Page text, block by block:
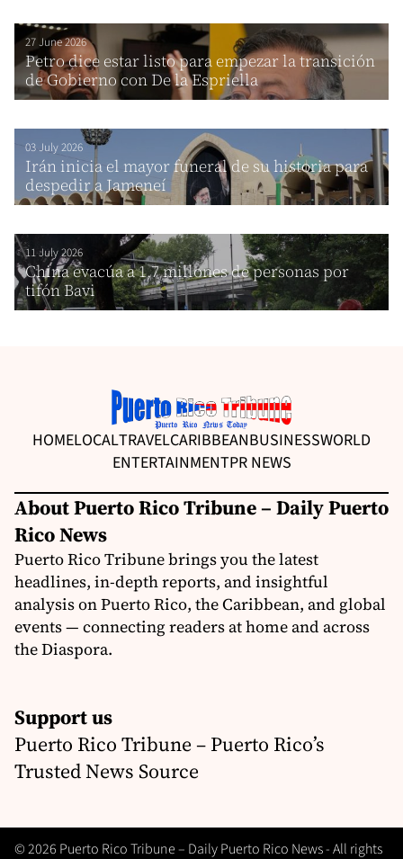
27 June 2026
Petro dice estar listo para empezar la transición
de Gobierno con De la Espriella
03 July 2026
Irán inicia el mayor funeral de su historia para
despedir a Jameneí
11 July 2026
China evacúa a 1,7 millones de personas por
tifón Bavi
HOMELOCALTRAVELCARIBBEANBUSINESSWORLD
ENTERTAINMENTPR NEWS
About Puerto Rico Tribune – Daily Puerto
Rico News
Puerto Rico Tribune brings you the latest
headlines, in-depth reports, and insightful
analysis on Puerto Rico, the Caribbean, and global
events — connecting readers at home and across
the Diaspora.
Support us
Puerto Rico Tribune – Puerto Rico’s
Trusted News Source
© 2026 Puerto Rico Tribune – Daily Puerto Rico News - All rights